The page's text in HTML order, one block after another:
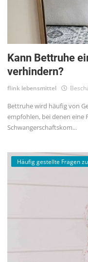
Kann Bettruhe
verhindern?
flink lebensmittel
Bettruhe wird häufig von
empfohlen, bei denen eine
Schwangerschaftskom...
Häufig gestellte Fragen